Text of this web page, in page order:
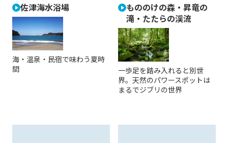
佐津海水浴場
海・温泉・民宿で味わう夏時
間
もののけの森・昇竜の
滝・たたらの渓流
一歩足を踏み入れると別世
界。天然のパワースポットは
まるでジブリの世界